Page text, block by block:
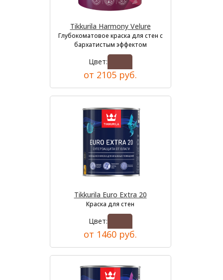
Tikkurila Harmony Velure
Глубокоматовое краска для стен с
бархатистым эффектом
Цвет:
от 2105 руб.
Tikkurila Euro Extra 20
Краска для стен
Цвет:
от 1460 руб.